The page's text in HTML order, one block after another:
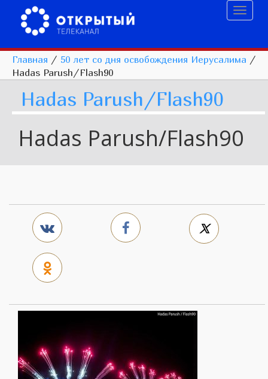
Главная / 50 лет со дня освобождения Иерусалима /
Hadas Parush/Flash90
Hadas Parush/Flash90
Hadas Parush/Flash90